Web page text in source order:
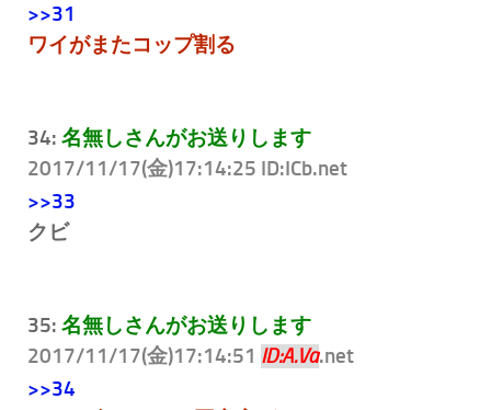
>>31
ワイがまたコップ割る
34: 名無しさんがお送りします
2017/11/17(金)17:14:25 ID:ICb.net
>>33
クビ
35: 名無しさんがお送りします
2017/11/17(金)17:14:51 ID:A.Va.net
>>34